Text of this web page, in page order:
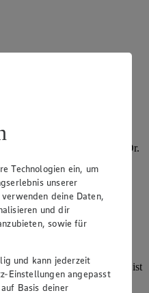
gem. § 27a UStG: DE
Handelsstiftung
Sprecher), Dr.
Schwaiberger
geschützt. Der
Recht, den auf dieser
ausschnittsweise zu
Gründen des Urheberrechts ist
von Bildmaterial
Technologien ein, um
unserer
deine Daten,
und dir
sowie für
und kann jederzeit
Einstellungen angepasst
Basis deiner